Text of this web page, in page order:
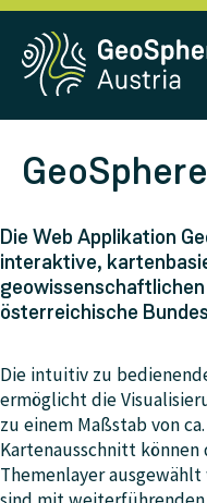
Die Web Applikation
interaktive,
österreichische
Die intuitiv zu
ermöglicht die
zu einem Maßstab von
Kartenausschnitt
Themenlayer